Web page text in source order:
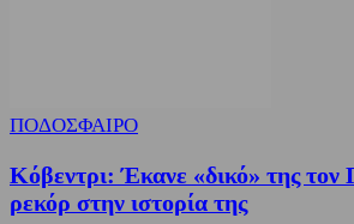
ΠΟΔΟΣΦΑΙΡΟ
Κόβεντρι: Έκανε «δικό» της τον
ρεκόρ στην ιστορία της